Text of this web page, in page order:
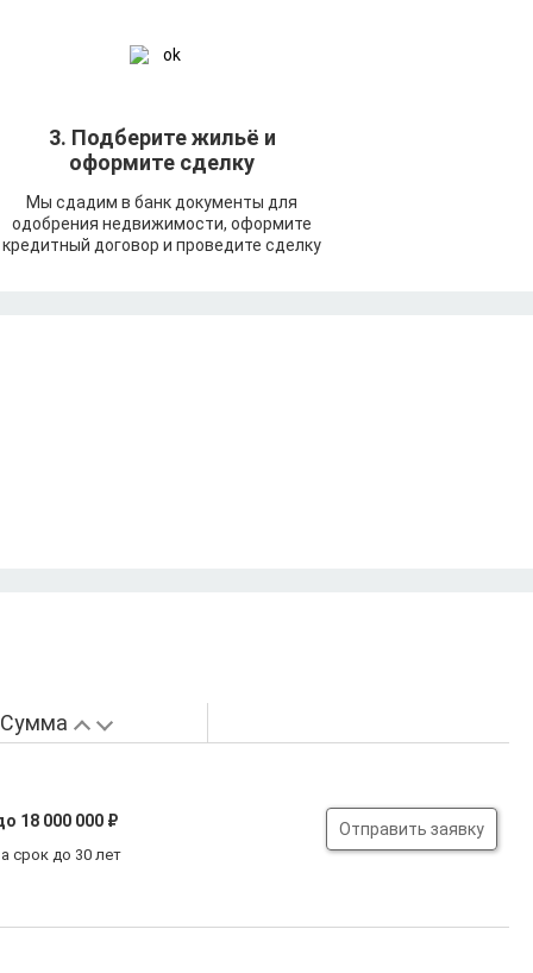
3. Подберите жильё и
оформите сделку
Мы сдадим в банк документы для
одобрения недвижимости, оформите
кредитный договор и проведите сделку
Сумма
18 000 000 ₽
срок до 30 лет
Отправить заявку